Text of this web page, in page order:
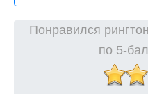
Понравился
по 5-